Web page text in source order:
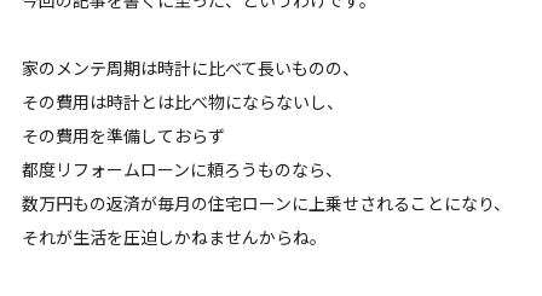
家のメンテ周期は時計に比べて長いものの、
その費用は時計とは比べ物にならないし、
その費用を準備しておらず
都度リフォームローンに頼ろうものなら、
数万円もの返済が毎月の住宅ローンに上乗せされることになり、
それが生活を圧迫しかねませんからね。